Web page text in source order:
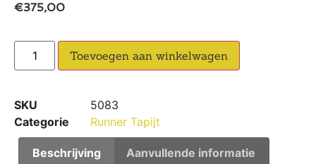
€375,00
Toevoegen aan winkelwagen
SKU
5083
Categorie
Runner Tapijt
Beschrijving Aanvullende informatie